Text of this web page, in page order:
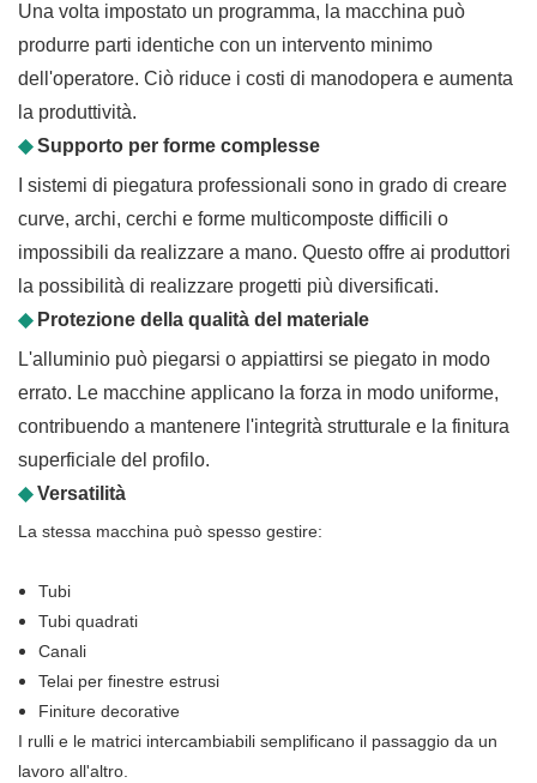
Una volta impostato un programma, la macchina può
produrre parti identiche con un intervento minimo
dell'operatore. Ciò riduce i costi di manodopera e aumenta
la produttività.
◆Supporto per forme complesse
I sistemi di piegatura professionali sono in grado di creare
curve, archi, cerchi e forme multicomposte difficili o
impossibili da realizzare a mano. Questo offre ai produttori
la possibilità di realizzare progetti più diversificati.
◆Protezione della qualità del materiale
L'alluminio può piegarsi o appiattirsi se piegato in modo
errato. Le macchine applicano la forza in modo uniforme,
contribuendo a mantenere l'integrità strutturale e la finitura
superficiale del profilo.
◆Versatilità
La stessa macchina può spesso gestire:
Tubi
Tubi quadrati
Canali
Telai per finestre estrusi
Finiture decorative
I rulli e le matrici intercambiabili semplificano il passaggio da un
lavoro all'altro.